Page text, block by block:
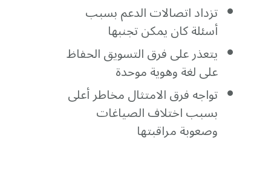
تزداد اتصالات الدعم بسبب
أسئلة كان يمكن تجنبها
يتعذر على فرق التسويق الحفاظ
على لغة وهوية موحدة
تواجه فرق الامتثال مخاطر أعلى
بسبب اختلاف الصياغات
وصعوبة مراقبتها